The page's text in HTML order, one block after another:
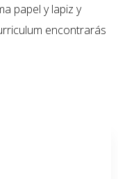
papel y lapiz y
encontrarás